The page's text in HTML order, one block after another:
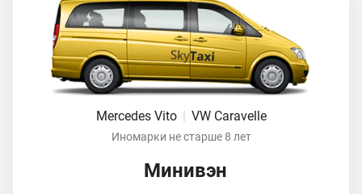
Mercedes Vito VW Caravelle
Иномарки не старше 8 лет
Минивэн